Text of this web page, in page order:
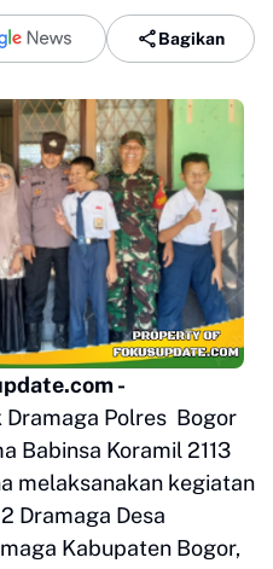
Bagikan
-
Polres Bogor
Babinsa Koramil 2113
melaksanakan kegiatan
Dramaga Desa
Kabupaten Bogor,